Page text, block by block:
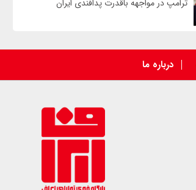
ترامپ در مواجهه باقدرت پدافندی ایران
درباره ما